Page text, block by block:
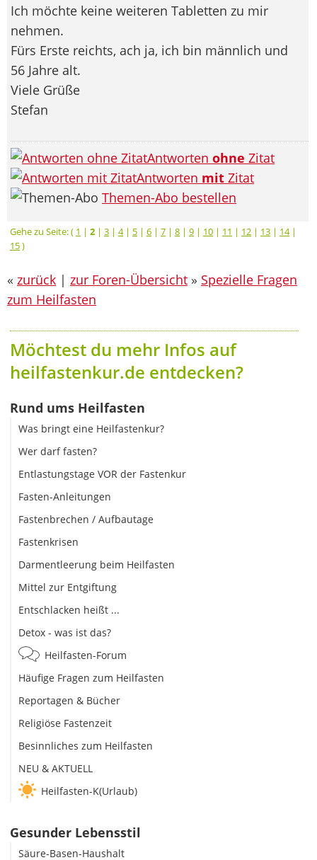
Ich möchte keine weiteren Tabletten zu mir
nehmen.
Fürs Erste reichts, ach ja, ich bin männlich und
56 Jahre alt.
Viele Grüße
Stefan
Antworten ohne Zitat
Antworten mit Zitat
Themen-Abo bestellen
Gehe zu Seite: ( 1 | 2 | 3 | 4| 5 | 6 | 7 | 8 | 9 | 10 | 11 | 12 | 13 | 14|
15)
« zurück | zur Foren-Übersicht » Spezielle Fragen
zum Heilfasten
Möchtest du mehr Infos auf
heilfastenkur.de entdecken?
Rund ums Heilfasten
Was bringt eine Heilfastenkur?
Wer darf fasten?
Entlastungstage VOR der Fastenkur
Fasten-Anleitungen
Fastenbrechen / Aufbautage
Fastenkrisen
Darmentleerung beim Heilfasten
Mittel zur Entgiftung
Entschlacken heißt ...
Detox - was ist das?
Heilfasten-Forum
Häufige Fragen zum Heilfasten
Reportagen & Bücher
Religiöse Fastenzeit
Besinnliches zum Heilfasten
NEU & AKTUELL
Heilfasten-K(Urlaub)
Gesunder Lebensstil
Säure-Basen-Haushalt